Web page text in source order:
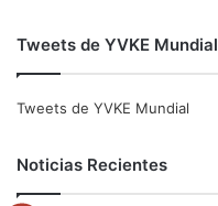
e
o
t
e
Tweets de YVKE Mundial
Tweets de YVKE Mundial
Noticias Recientes